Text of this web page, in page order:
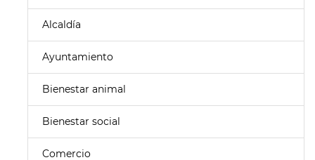
Alcaldía
Ayuntamiento
Bienestar animal
Bienestar social
Comercio